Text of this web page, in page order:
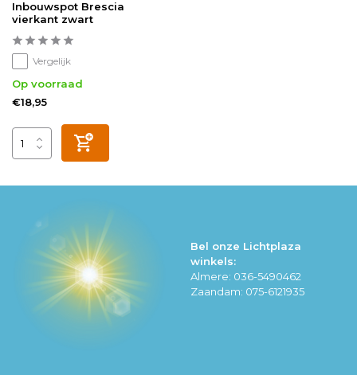
Inbouwspot Brescia
vierkant zwart
Vergelijk
Op voorraad
€18,95
Bel onze Lichtplaza
winkels:
Almere: 036-5490462
Zaandam: 075-6121935